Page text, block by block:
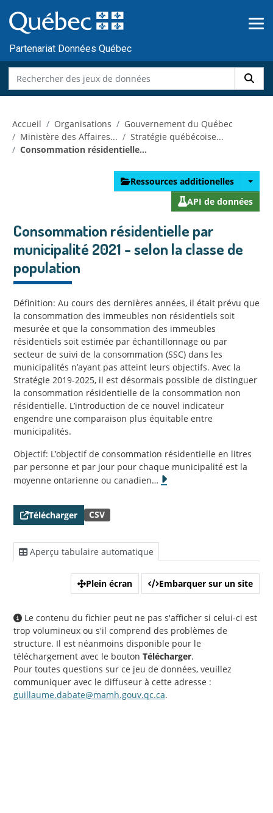
au
contenu
Partenariat Données Québec
Accueil Organisations
Gouvernement du Québec
Ministère des Affaires...
Stratégie québécoise...
Consommation résidentielle...
Ressources additionelles
API de données
Consommation résidentielle par
municipalité 2021 - selon la classe de
population
Définition: Au cours des dernières années, il était prévu que
la consommation des immeubles non résidentiels soit
mesurée et que la consommation des immeubles
résidentiels soit estimée par échantillonnage ou par
secteur de suivi de la consommation (SSC) dans les
municipalités n’ayant pas atteint leurs objectifs. Avec la
Stratégie 2019-2025, il est désormais possible de distinguer
la consommation résidentielle de la consommation non
résidentielle. L’introduction de ce nouvel indicateur
engendre une comparaison plus équitable entre
municipalités.
Objectif: L’objectif de consommation résidentielle en litres
par personne et par jour pour chaque municipalité est la
moyenne ontarienne ou canadien…
Télécharger CSV
Aperçu tabulaire automatique
Plein écran Embarquer sur un site
Le contenu du fichier peut ne pas s'afficher si celui-ci est
trop volumineux ou s'il comprend des problèmes de
structure. Il est néanmoins disponible pour le
téléchargement avec le bouton Télécharger.
Pour toutes questions sur ce jeu de données, veuillez
communiquer avec le diffuseur à cette adresse :
guillaume.dabate@mamh.gouv.qc.ca.